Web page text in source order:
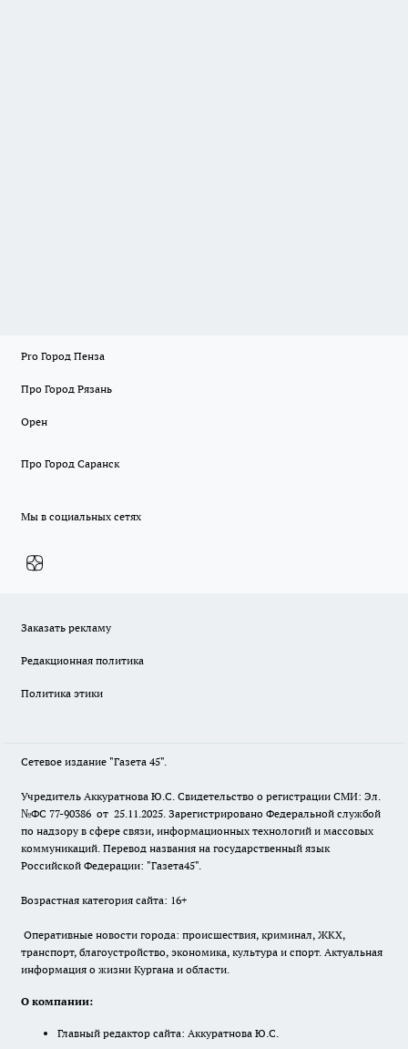
Pro Город Пенза
Про Город Рязань
Орен
Про Город Саранск
Мы в социальных сетях
Заказать рекламу
Редакционная политика
Политика этики
Сетевое издание "Газета 45".
Учредитель Аккуратнова Ю.С. Свидетельство о регистрации СМИ: Эл.
№ФС 77-90386 от 25.11.2025. Зарегистрировано Федеральной службой
по надзору в сфере связи, информационных технологий и массовых
коммуникаций. Перевод названия на государственный язык
Российской Федерации: "Газета45".
Возрастная категория сайта: 16+
Оперативные новости города: происшествия, криминал, ЖКХ,
транспорт, благоустройство, экономика, культура и спорт. Актуальная
информация о жизни Кургана и области.
О компании:
Главный редактор сайта: Аккуратнова Ю.С.